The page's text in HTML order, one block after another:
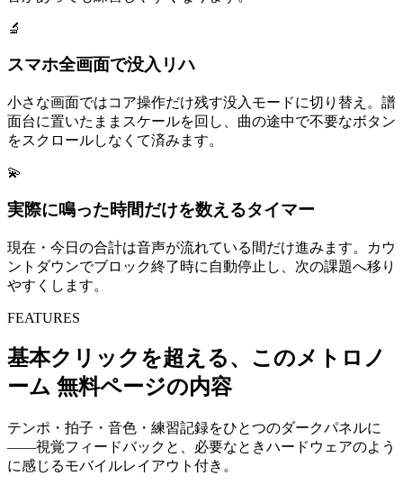
🔬
スマホ全画面で没入リハ
小さな画面ではコア操作だけ残す没入モードに切り替え。譜
面台に置いたままスケールを回し、曲の途中で不要なボタン
をスクロールしなくて済みます。
💫
実際に鳴った時間だけを数えるタイマー
現在・今日の合計は音声が流れている間だけ進みます。カウ
ントダウンでブロック終了時に自動停止し、次の課題へ移り
やすくします。
FEATURES
基本クリックを超える、このメトロノ
ーム 無料ページの内容
テンポ・拍子・音色・練習記録をひとつのダークパネルに
——視覚フィードバックと、必要なときハードウェアのよう
に感じるモバイルレイアウト付き。